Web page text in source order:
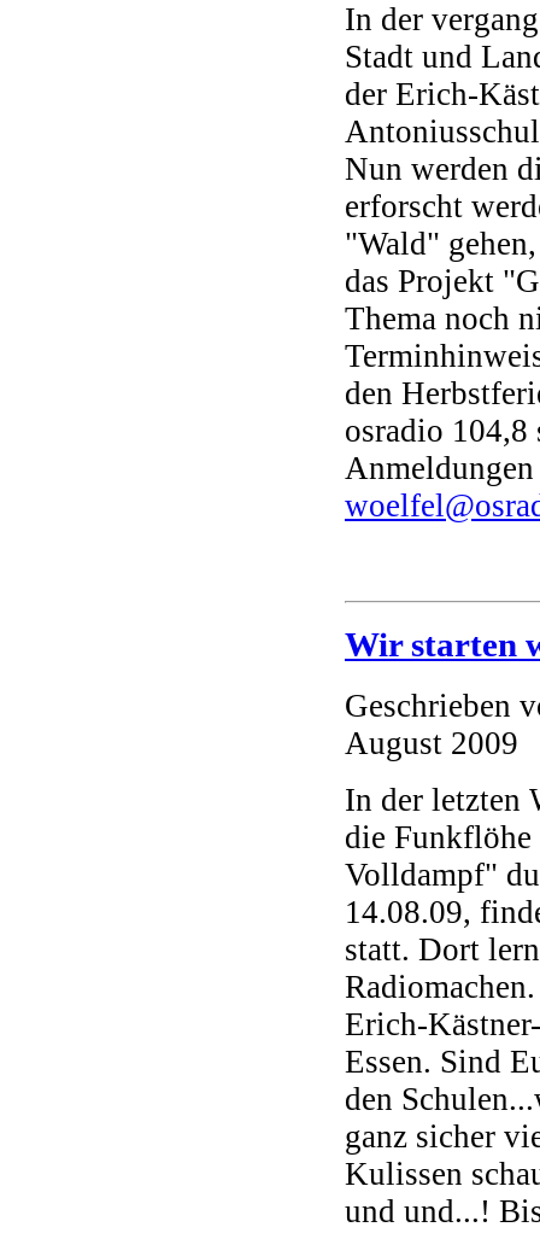
In der
Stadt und
der Erich-
Nun werden
erforscht
"Wald"
das Projekt
Thema noch
den
osradio 104,8
Wir starten
Geschrieben
August 2009
In der letzten
die Funkflöhe
Volldampf"
14.08.09,
statt. Dort
Erich-
Essen. Sind
den
ganz sicher
Kulissen
und und...!